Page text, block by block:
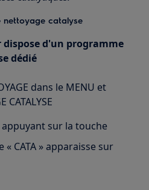
nettoyage catalyse
d'un programme
dédié
dans le MENU et
CATALYSE
sur la touche
« CATA » apparaisse sur